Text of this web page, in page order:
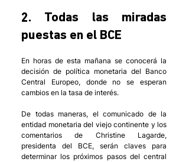
2. Todas las miradas
puestas en el BCE
En horas de esta mañana se conocerá la
decisión de política monetaria del Banco
Central Europeo, donde no se esperan
cambios en la tasa de interés.
De todas maneras, el comunicado de la
entidad monetaria del viejo continente y los
comentarios de Christine Lagarde,
presidenta del BCE, serán claves para
determinar los próximos pasos del central